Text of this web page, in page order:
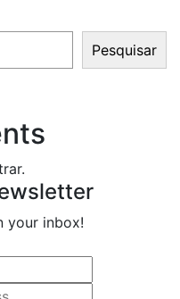
Pesquisar
your inbox!